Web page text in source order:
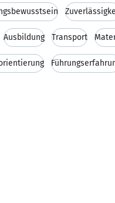
Ausbildung Transport